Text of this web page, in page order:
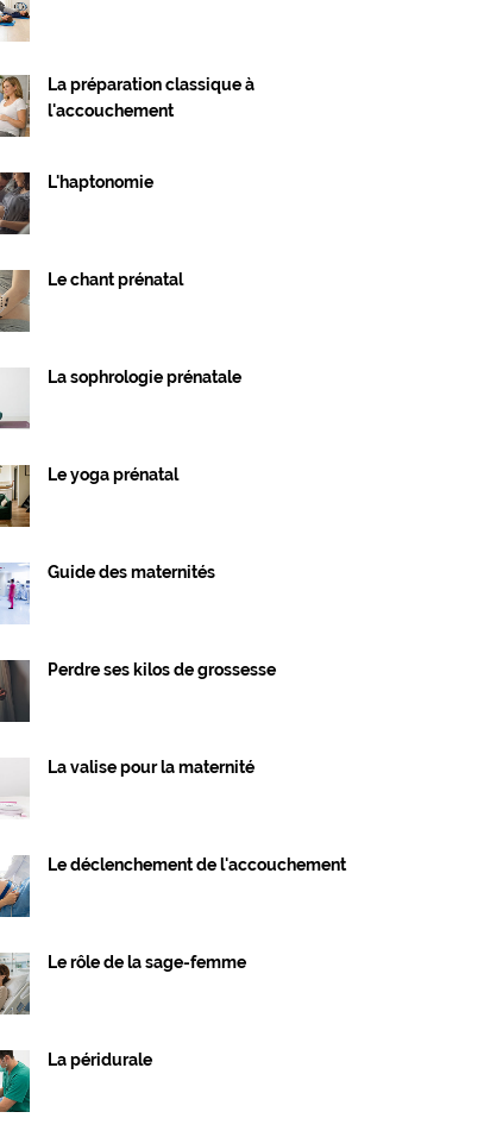
La préparation classique à
l'accouchement
L'haptonomie
Le chant prénatal
La sophrologie prénatale
Le yoga prénatal
Guide des maternités
Perdre ses kilos de grossesse
La valise pour la maternité
Le déclenchement de l'accouchement
Le rôle de la sage-femme
La péridurale